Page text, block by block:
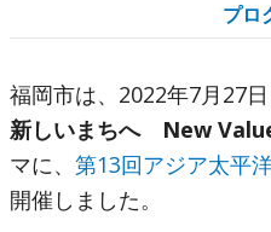
プロ
福岡市は、2022年7月27
新しいまちへ New
マに、 第13回アジア太平
開催しました。